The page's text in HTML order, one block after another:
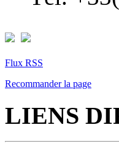
Flux RSS
Recommander la page
LIENS